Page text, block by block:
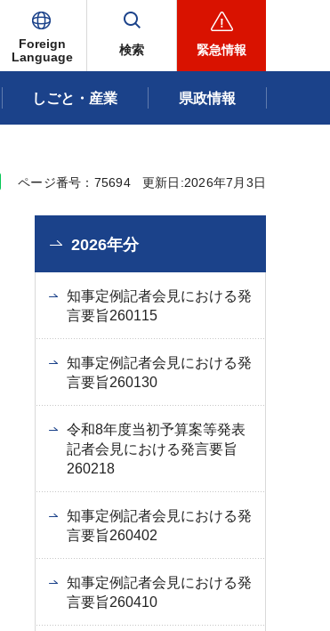
Foreign
Language
検索 緊急情報
しごと・産業 県政情報
ページ番号：75694 更新日:2026年7月3日
2026年分
知事定例記者会見における発
言要旨260115
知事定例記者会見における発
言要旨260130
令和8年度当初予算案等発表
記者会見における発言要旨
260218
知事定例記者会見における発
言要旨260402
知事定例記者会見における発
言要旨260410